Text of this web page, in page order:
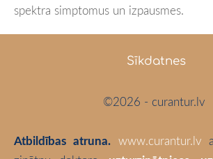
spektra simptomus un izpausmes.
Sīkdatnes
©2026 - curantur.lv
Atbildības atruna. www.curantur.lv